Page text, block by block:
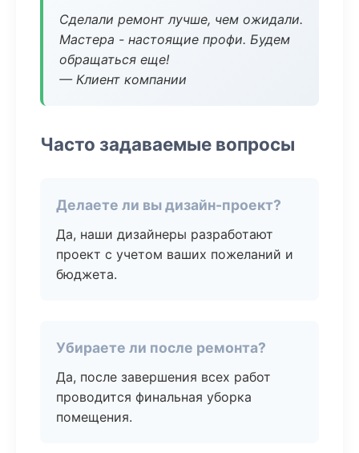
Сделали ремонт лучше, чем ожидали.
Мастера - настоящие профи. Будем
обращаться еще!
— Клиент компании
Часто задаваемые вопросы
Делаете ли вы дизайн-проект?
Да, наши дизайнеры разработают
проект с учетом ваших пожеланий и
бюджета.
Убираете ли после ремонта?
Да, после завершения всех работ
проводится финальная уборка
помещения.